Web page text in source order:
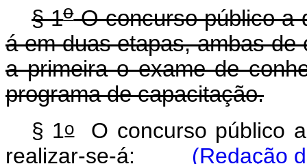
§ 1oO concurso público a
á em duas etapas, ambas de
a primeira o exame de
programa de capacitação.
§ 1oO concurso público
realizar-se-á: (Redação